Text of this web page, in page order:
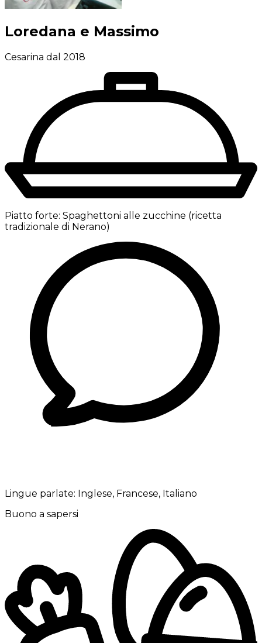
Loredana e Massimo
Cesarina dal 2018
Piatto forte: Spaghettoni alle zucchine (ricetta
tradizionale di Nerano)
Lingue parlate: Inglese, Francese, Italiano
Buono a sapersi